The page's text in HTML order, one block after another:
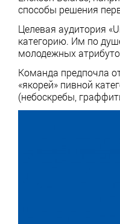
способы решения
Целевая аудитория
категорию. Им по
молодежных
Команда предпочла
«якорей» пивной
(небоскребы,